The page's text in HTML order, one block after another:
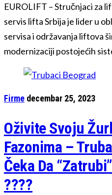
EUROLIFT – Stručnjaci za
servis lifta Srbija je lider u
servisa i održavanja liftova
modernizaciji postojećih
Firme decembar 25, 2023
Oživite Svoju
Fazonima –
Čeka Da
????